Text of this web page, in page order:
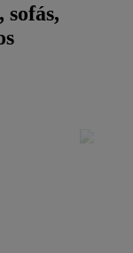
sofás,